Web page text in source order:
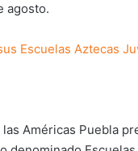
agosto.
Escuelas Aztecas
Américas Puebla